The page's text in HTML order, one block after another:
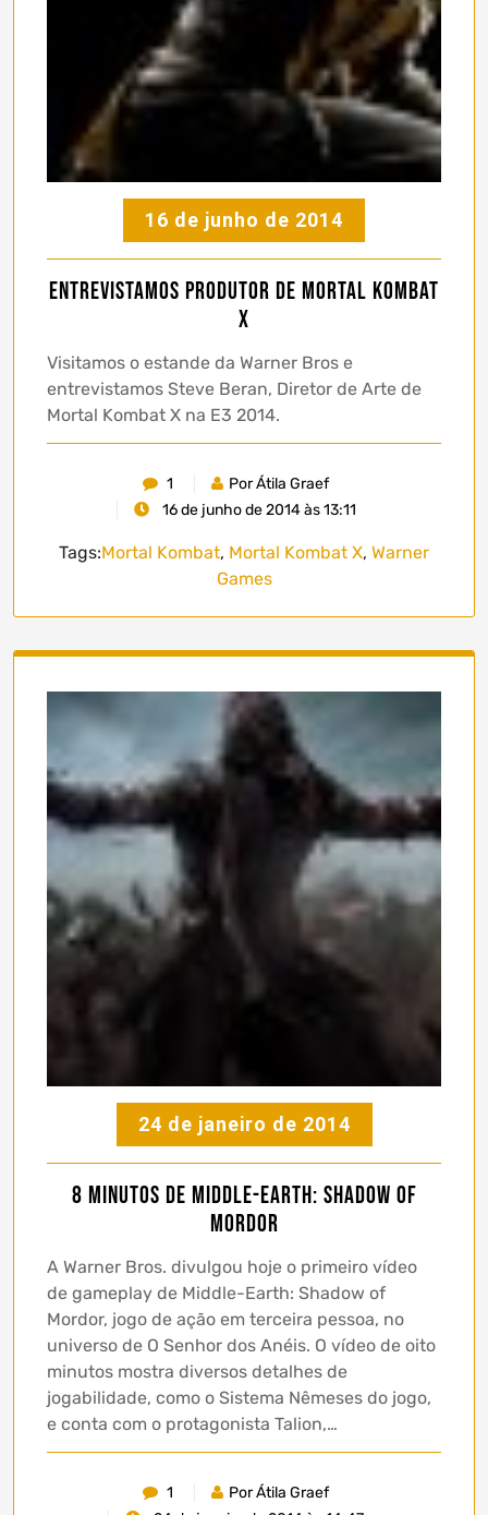
16 de junho de 2014
Entrevistamos produtor de Mortal Kombat
X
Visitamos o estande da Warner Bros e
entrevistamos Steve Beran, Diretor de Arte de
Mortal Kombat X na E3 2014.
1
Por Átila Graef
16 de junho de 2014 às 13:11
Tags:Mortal Kombat, Mortal Kombat X, Warner
Games
24 de janeiro de 2014
8 minutos de Middle-Earth: Shadow of
Mordor
A Warner Bros. divulgou hoje o primeiro vídeo
de gameplay de Middle-Earth: Shadow of
Mordor, jogo de ação em terceira pessoa, no
universo de O Senhor dos Anéis. O vídeo de oito
minutos mostra diversos detalhes de
jogabilidade, como o Sistema Nêmeses do jogo,
e conta com o protagonista Talion,…
1
Por Átila Graef